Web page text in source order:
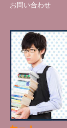
お問い合わせ